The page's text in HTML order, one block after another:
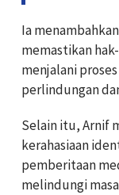
Ia
memastikan
menjalani
perlindungan
Selain itu, Arnif
kerahasiaan
pemberitaan
melindungi